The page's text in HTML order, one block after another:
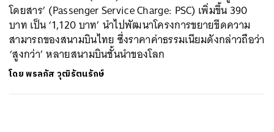
โดยสาร’ (Passenger Service Charge: PSC) เพิ่มขึ้น 390
บาท เป็น ‘1,120 บาท’ นำไปพัฒนาโครงการขยายขีดความ
สามารถของสนามบินไทย ซึ่งราคาค่าธรรมเนียมดังกล่าวถือว่า
‘สูงกว่า’ หลายสนามบินชั้นนำของโลก
โดยพรลภัส วุฒิรัตนรักษ์